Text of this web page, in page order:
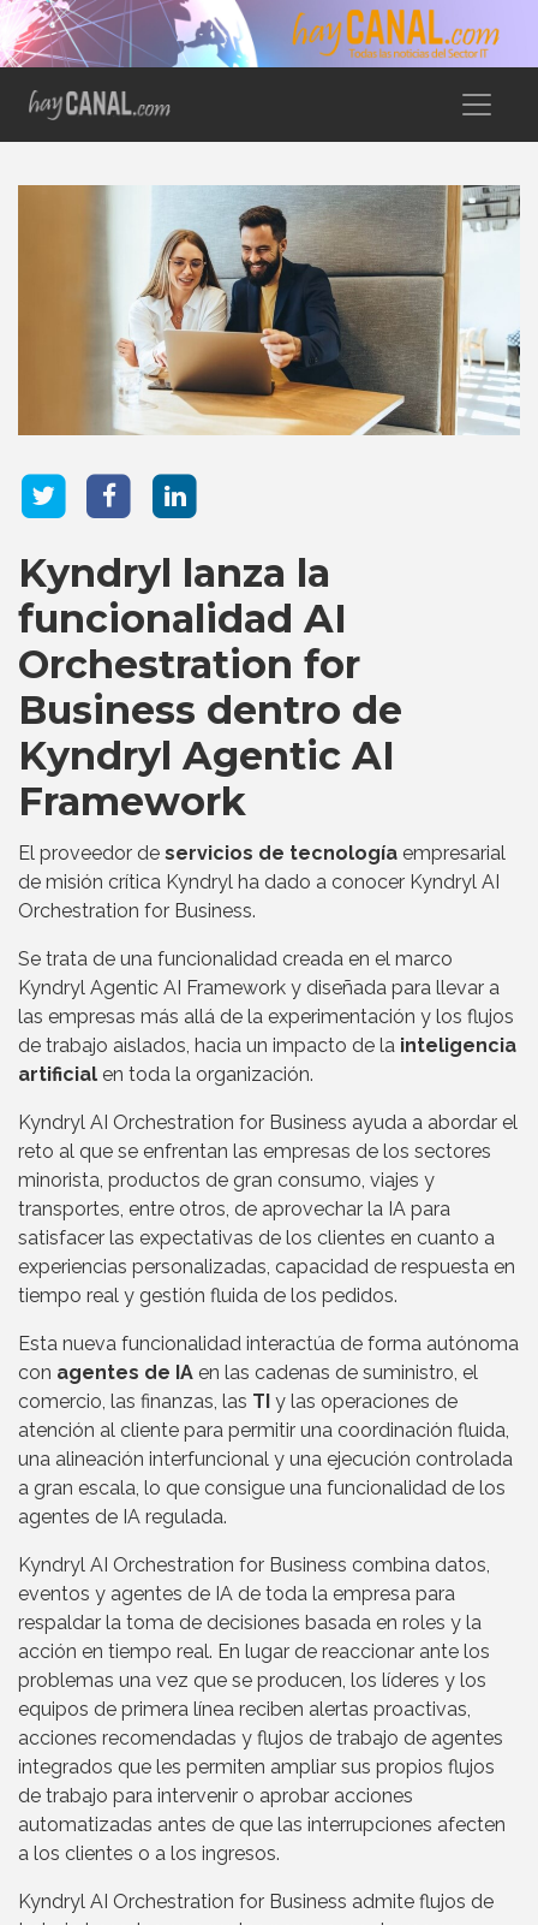
Kyndryl lanza la
funcionalidad AI
Orchestration for
Business dentro de
Kyndryl Agentic AI
Framework
El proveedor de servicios de tecnología empresarial
de misión crítica Kyndryl ha dado a conocer Kyndryl AI
Orchestration for Business.
Se trata de una funcionalidad creada en el marco
Kyndryl Agentic AI Framework y diseñada para llevar a
las empresas más allá de la experimentación y los flujos
de trabajo aislados, hacia un impacto de la inteligencia
artificial en toda la organización.
Kyndryl AI Orchestration for Business ayuda a abordar el
reto al que se enfrentan las empresas de los sectores
minorista, productos de gran consumo, viajes y
transportes, entre otros, de aprovechar la IA para
satisfacer las expectativas de los clientes en cuanto a
experiencias personalizadas, capacidad de respuesta en
tiempo real y gestión fluida de los pedidos.
Esta nueva funcionalidad interactúa de forma autónoma
con agentes de IA en las cadenas de suministro, el
comercio, las finanzas, las TI y las operaciones de
atención al cliente para permitir una coordinación fluida,
una alineación interfuncional y una ejecución controlada
a gran escala, lo que consigue una funcionalidad de los
agentes de IA regulada.
Kyndryl AI Orchestration for Business combina datos,
eventos y agentes de IA de toda la empresa para
respaldar la toma de decisiones basada en roles y la
acción en tiempo real. En lugar de reaccionar ante los
problemas una vez que se producen, los líderes y los
equipos de primera línea reciben alertas proactivas,
acciones recomendadas y flujos de trabajo de agentes
integrados que les permiten ampliar sus propios flujos
de trabajo para intervenir o aprobar acciones
automatizadas antes de que las interrupciones afecten
a los clientes o a los ingresos.
Kyndryl AI Orchestration for Business admite flujos de